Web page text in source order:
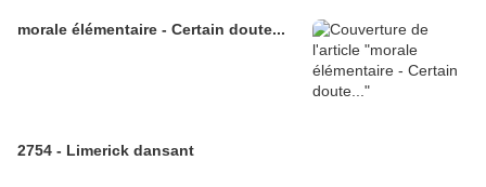
morale élémentaire - Certain doute...
2754 - Limerick dansant